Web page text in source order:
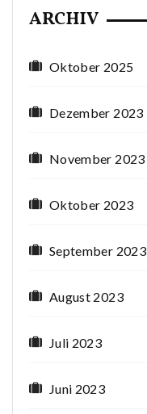
ARCHIV
Oktober 2025
Dezember 2023
November 2023
Oktober 2023
September 2023
August 2023
Juli 2023
Juni 2023